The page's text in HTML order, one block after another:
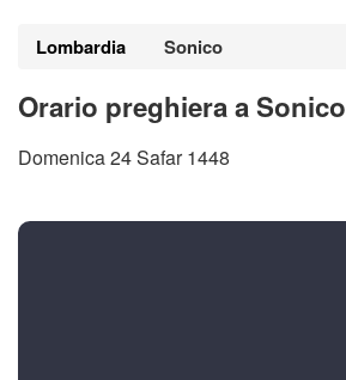
Lombardia Sonico
Orario preghiera a Sonico
Domenica 24 Safar 1448